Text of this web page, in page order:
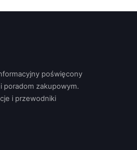
poświęcony
poradom zakupowym.
i przewodniki